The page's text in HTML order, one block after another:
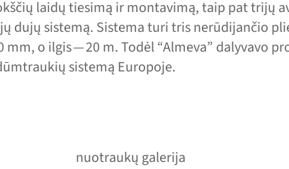
laidų tiesimą ir montavimą, taip pat trijų
dujų sistemą. Sistema turi tris nerūdijančio
mm, o ilgis — 20 m. Todėl “Almeva” dalyvavo
sistemą Europoje.
nuotraukų galerija